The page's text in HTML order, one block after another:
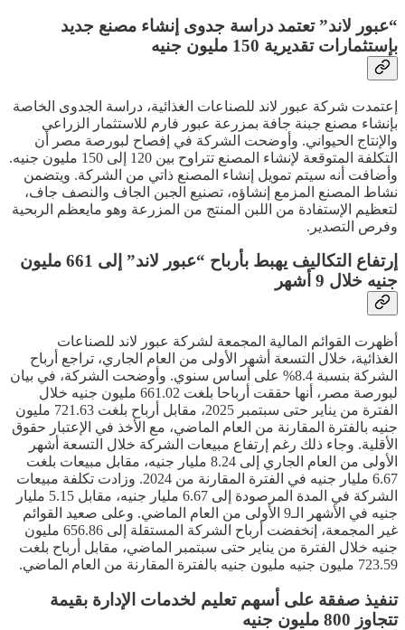
“عبور لاند” تعتمد دراسة جدوى إنشاء مصنع جديد
بإستثمارات تقديرية 150 مليون جنيه
إعتمدت شركة عبور لاند للصناعات الغذائية، دراسة الجدوى الخاصة
بإنشاء مصنع جبنة جافة بمزرعة عبور فارم للاستثمار الزراعي
والإنتاج الحيواني. وأوضحت الشركة في إفصاح لبورصة مصر أن
التكلفة المتوقعة لإنشاء المصنع تتراوح بين 120 إلى 150 مليون جنيه.
وأضافت أنه سيتم تمويل إنشاء المصنع ذاتي من الشركة. ويتضمن
نشاط المصنع المزمع إنشاؤه، تصنيع الجبن الجاف والنصف جاف،
لتعظيم الإستفادة من اللبن المنتج من المزرعة وهو مايعظم الربحية
وفرص التصدير.
إرتفاع التكاليف يهبط بأرباح “عبور لاند” إلى 661 مليون
جنيه خلال 9 أشهر
أظهرت القوائم المالية المجمعة لشركة عبور لاند للصناعات
الغذائية، خلال التسعة أشهر الأولى من العام الجاري، تراجع أرباح
الشركة بنسبة 8.4% على أساس سنوي. وأوضحت الشركة، في بيان
لبورصة مصر، أنها حققت أرباحا بلغت 661.02 مليون جنيه خلال
الفترة من يناير حتى سبتمبر 2025، مقابل أرباح بلغت 721.63 مليون
جنيه بالفترة المقارنة من العام الماضي، مع الأخذ في الإعتبار حقوق
الأقلية. وجاء ذلك رغم إرتفاع مبيعات الشركة خلال التسعة أشهر
الأولى من العام الجاري إلى 8.24 مليار جنيه، مقابل مبيعات بلغت
6.67 مليار جنيه في الفترة المقارنة من 2024. وزادت تكلفة مبيعات
الشركة في المدة المرصودة إلى 6.67 مليار جنيه، مقابل 5.15 مليار
جنيه في الأشهر الـ9 الأولى من العام الماضي. وعلى صعيد القوائم
غير المجمعة، إنخفضت أرباح الشركة المستقلة إلى 656.86 مليون
جنيه خلال الفترة من يناير حتى سبتمبر الماضي، مقابل أرباح بلغت
723.59 مليون جنيه مليون جنيه بالفترة المقارنة من العام الماضي.
تنفيذ صفقة على أسهم تعليم لخدمات الإدارة بقيمة
تتجاوز 800 مليون جنيه